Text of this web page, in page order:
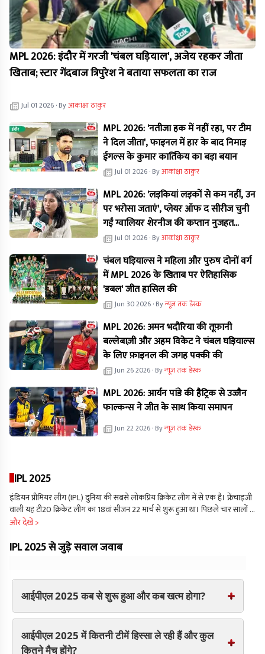
MPL 2026: इंदौर में गरजी 'चंबल घड़ियाल', अजेय रहकर जीता
खिताब; स्टार गेंदबाज त्रिपुरेश ने बताया सफलता का राज
Jul 01 2026 · Byआकांक्षा ठाकुर
MPL 2026: 'नतीजा हक में नहीं रहा, पर टीम
ने दिल जीता', फाइनल में हार के बाद निमाड़
ईगल्स के कुमार कार्तिकेय का बड़ा बयान
Jul 01 2026 · Byआकांक्षा ठाकुर
MPL 2026: 'लड़कियां लड़कों से कम नहीं, उन
पर भरोसा जताएं', प्लेयर ऑफ द सीरीज चुनी
गईं ग्वालियर शेरनीज की कप्तान नुजहत
परवीन का बड़ा बयान
Jul 01 2026 · Byआकांक्षा ठाकुर
चंबल घड़ियाल्स ने महिला और पुरुष दोनों वर्ग
में MPL 2026 के खिताब पर ऐतिहासिक
'डबल' जीत हासिल की
Jun 30 2026 · Byन्यूज तक डेस्क
MPL 2026: अमन भदौरिया की तूफ़ानी
बल्लेबाज़ी और अहम विकेट ने चंबल घड़ियाल्स
के लिए फ़ाइनल की जगह पक्की की
Jun 26 2026 · Byन्यूज तक डेस्क
MPL 2026: आर्यन पांडे की हैट्रिक से उज्जैन
फाल्कन्स ने जीत के साथ किया समापन
Jun 22 2026 · Byन्यूज तक डेस्क
IPL 2025
इंडियन प्रीमियर लीग (IPL) दुनिया की सबसे लोकप्रिय क्रिकेट लीग में से एक है। फ्रेंचाइजी
वाली यह टी20 क्रिकेट लीग का 18वां सीजन 22 मार्च से शुरू हुआ था। पिछले चार सालों से
आईपीएल में 10 टीमें हिस्सा ले रही हैं। इस लीग में खेलती हुई दिख रही लखनऊ सुपर
से जुडी रही हैं। साल 2024 की तुलना में जब हम 2025 की आईपीएल टीमों को देखते हैं.
तो इनमें काफी बदलाव नजर आता है. इसका कारण 24 और 25 नवंबर 2024 को हुए
है. इस बार ऑक्शन में कुल 182 खिलाड़ियों नीलामी में शामिल हुए. सभी टीमों में केवल
खिलाड़ियों में बदलाव नहीं हुए, बल्कि 5 टीमों के कप्तान भी बदल गए हैं.
और देखें >
IPL 2025 से जुड़े सवाल जवाब
आईपीएल 2025 कब से शुरू हुआ और कब खत्म होगा?
आईपीएल 2025 में कितनी टीमें हिस्सा ले रही हैं और कुल
कितने मैच होंगे?